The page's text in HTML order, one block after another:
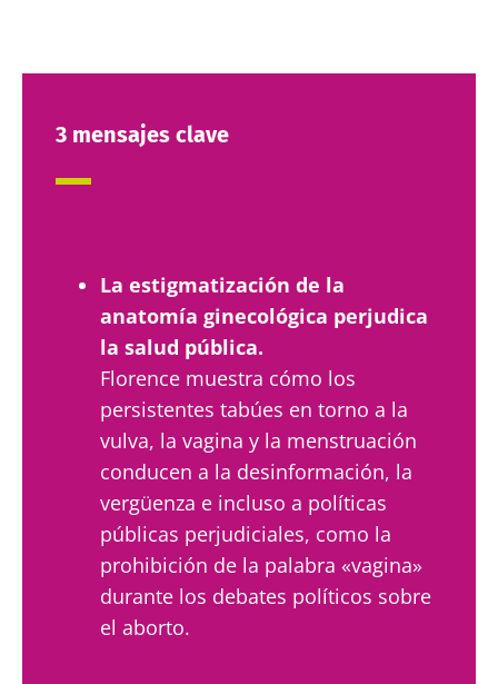
3 mensajes clave
La estigmatización de la
anatomía ginecológica perjudica
la salud pública.
Florence muestra cómo los
persistentes tabúes en torno a la
vulva, la vagina y la menstruación
conducen a la desinformación, la
vergüenza e incluso a políticas
públicas perjudiciales, como la
prohibición de la palabra «vagina»
durante los debates políticos sobre
el aborto.
¡No se vaya tan rápido!
Únase a la comunidad de la microbiota y reciba